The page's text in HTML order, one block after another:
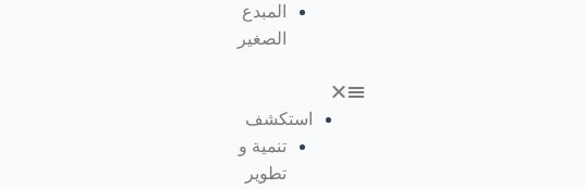
المبدع
الصغير
استكشف
تنمية و
تطوير